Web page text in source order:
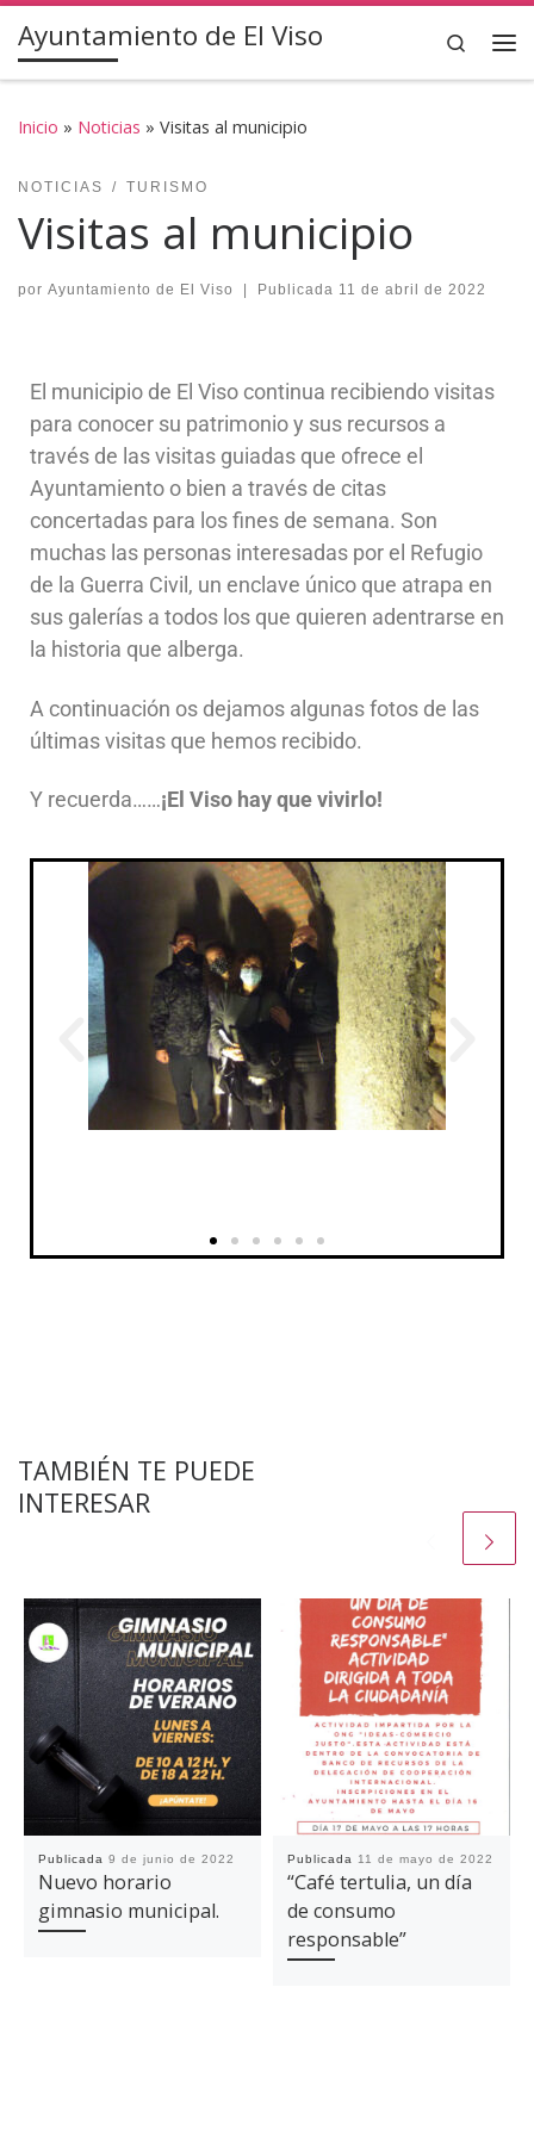
Saltar al contenido
Ayuntamiento de El Viso Search
Inicio » Noticias » Visitas al municipio
NOTICIAS TURISMO
Visitas al municipio
por Ayuntamiento de El Viso | Publicada 11 de abril de 2022
El municipio de El Viso continua recibiendo visitas
para conocer su patrimonio y sus recursos a
través de las visitas guiadas que ofrece el
Ayuntamiento o bien a través de citas
concertadas para los fines de semana. Son
muchas las personas interesadas por el Refugio
de la Guerra Civil, un enclave único que atrapa en
sus galerías a todos los que quieren adentrarse en
la historia que alberga.
A continuación os dejamos algunas fotos de las
últimas visitas que hemos recibido.
Y recuerda……¡El Viso hay que vivirlo!
TAMBIÉN TE PUEDE
INTERESAR
Publicada 9 de junio de 2022
Nuevo horario
gimnasio municipal.
Publicada 11 de mayo de 2022
“Café tertulia, un día
de consumo
responsable”